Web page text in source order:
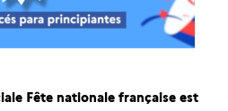
Fête nationale française est